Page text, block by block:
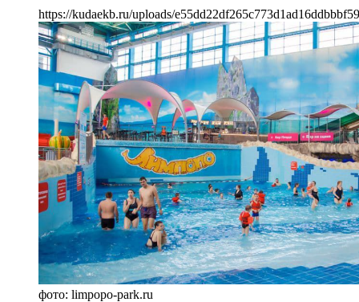
https://kudaekb.ru/uploads/
фото: limpopo-park.ru